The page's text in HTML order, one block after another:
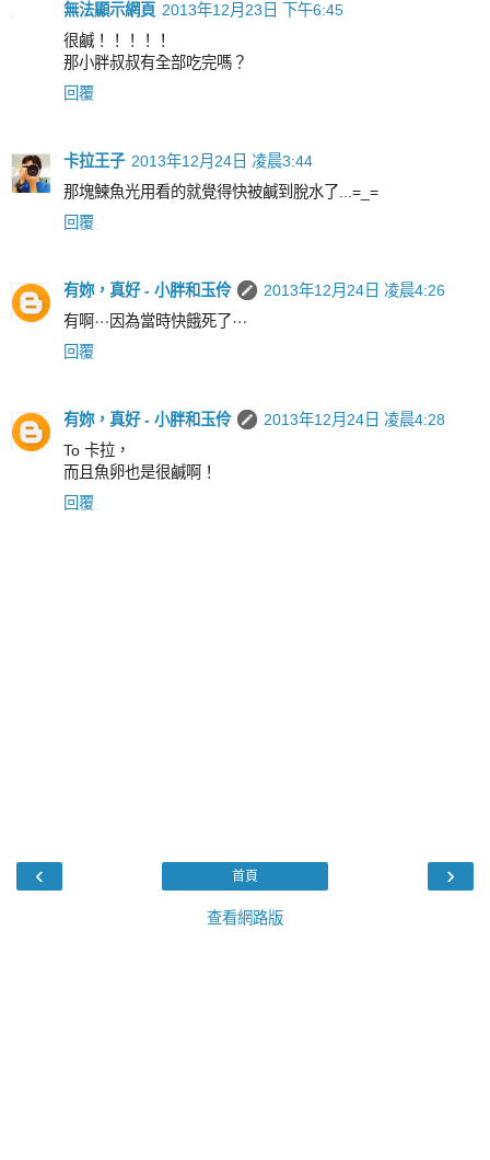
無法顯示網頁 2013年12月23日 下午6:45
很鹹！！！！！
那小胖叔叔有全部吃完嗎？
回覆
卡拉王子 2013年12月24日 凌晨3:44
那塊鰊魚光用看的就覺得快被鹹到脫水了...=_=
回覆
有妳，真好 - 小胖和玉伶
2013年12月24日 凌晨4:26
有啊⋯因為當時快餓死了⋯
回覆
有妳，真好 - 小胖和玉伶
2013年12月24日 凌晨4:28
To 卡拉，
而且魚卵也是很鹹啊！
回覆
‹ ›
首頁
查看網路版